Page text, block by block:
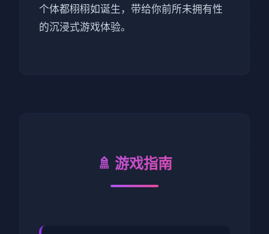
个体都栩栩如诞生，带给你前所未拥有性
的沉浸式游戏体验。
🚿 游戏指南